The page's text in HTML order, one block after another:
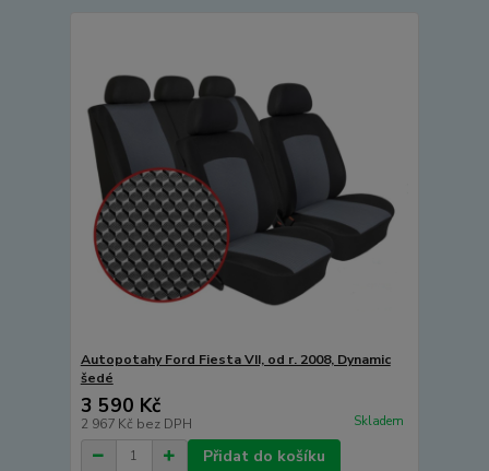
Autopotahy Ford Fiesta VII, od r. 2008, Dynamic
šedé
3 590 Kč
2 967 Kč bez DPH Skladem
Přidat do košíku